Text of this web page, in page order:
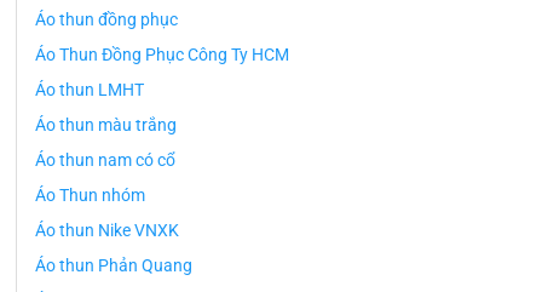
Áo thun đồng phục
Áo Thun Đồng Phục Công Ty HCM
Áo thun LMHT
Áo thun màu trắng
Áo thun nam có cổ
Áo Thun nhóm
Áo thun Nike VNXK
Áo thun Phản Quang